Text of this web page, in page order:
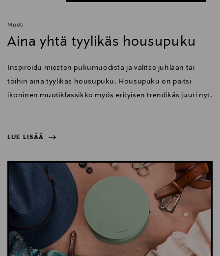
Muoti
Aina yhtä tyylikäs housupuku
Inspiroidu miesten pukumuodista ja valitse juhlaan tai
töihin aina tyylikäs housupuku. Housupuku on paitsi
ikoninen muotiklassikko myös erityisen trendikäs juuri nyt.
LUE LISÄÄ
LUE LISÄÄ